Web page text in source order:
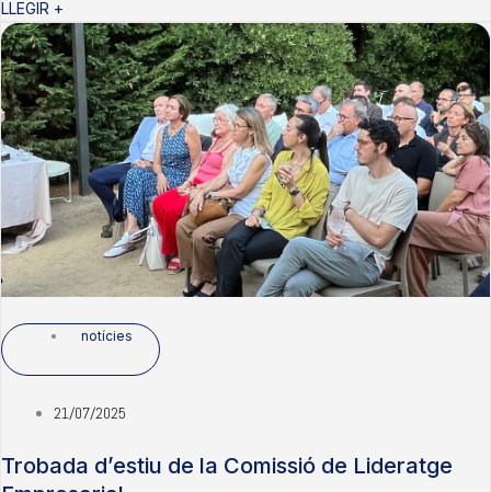
LLEGIR +
notícies
21/07/2025
Trobada d’estiu de la Comissió de Lideratge